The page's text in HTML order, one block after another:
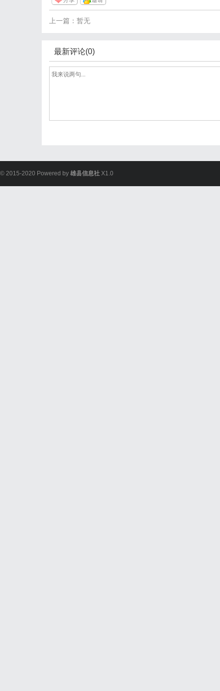
上一篇：暂无
最新评论(0)
© 2015-2020 Powered by 雄县信息社 X1.0